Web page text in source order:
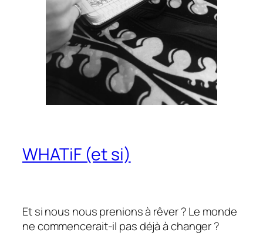
WHATiF (et si)
Et si nous nous prenions à rêver ? Le monde
ne commencerait-il pas déjà à changer ?